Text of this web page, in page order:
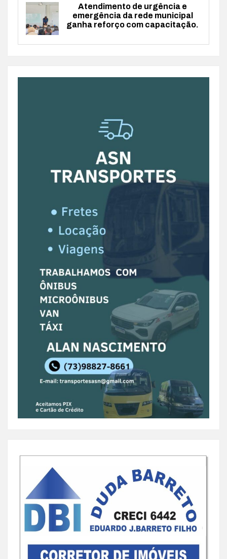
Atendimento de urgência e
emergência da rede municipal
ganha reforço com capacitação.